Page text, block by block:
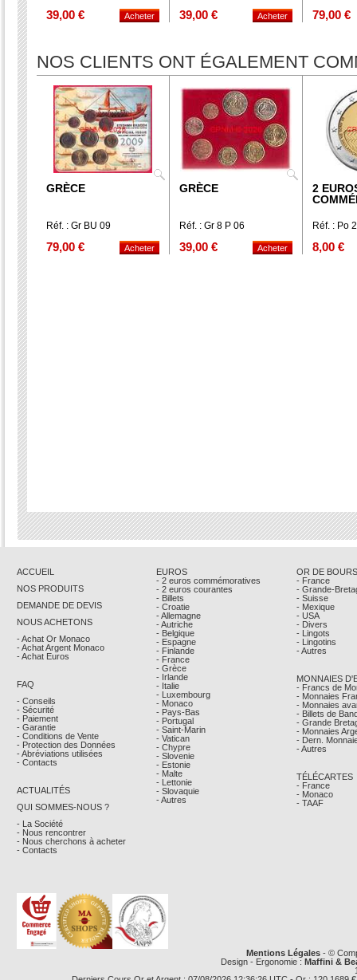
39,00 € 39,00 € 79,00 €
NOS CLIENTS ONT ÉGALEMENT
GRÈCE
Réf. : Gr BU 09
79,00 €
GRÈCE
Réf. : Gr 8 P 06
39,00 €
2
Réf. : Po
8,00 €
ACCUEIL
NOS PRODUITS
DEMANDE DE DEVIS
NOUS ACHETONS
- Achat Or Monaco
- Achat Argent Monaco
- Achat Euros
FAQ
- Conseils
- Sécurité
- Paiement
- Garantie
- Conditions de Vente
- Protection des Données
- Abréviations utilisées
- Contacts
ACTUALITÉS
QUI SOMMES-NOUS ?
- La Société
- Nous rencontrer
- Nous cherchons à acheter
- Contacts
EUROS
- 2 euros commémoratives
- 2 euros courantes
- Billets
- Croatie
- Allemagne
- Autriche
- Belgique
- Espagne
- Finlande
- France
- Grèce
- Irlande
- Italie
- Luxembourg
- Monaco
- Pays-Bas
- Portugal
- Saint-Marin
- Vatican
- Chypre
- Slovenie
- Estonie
- Malte
- Lettonie
- Slovaquie
- Autres
OR DE
- France
- Grande-
- Suisse
- Mexique
- USA
- Divers
- Lingots
- Lingotins
- Autres
MONNAIES
- Francs de
- Monnaies
- Monnaies
- Billets de
- Grande
- Monnaies
- Dern.
- Autres
TÉLÉCARTES
- France
- Monaco
- TAAF
Mentions Légales- ©
Design - Ergonomie : Maffini &